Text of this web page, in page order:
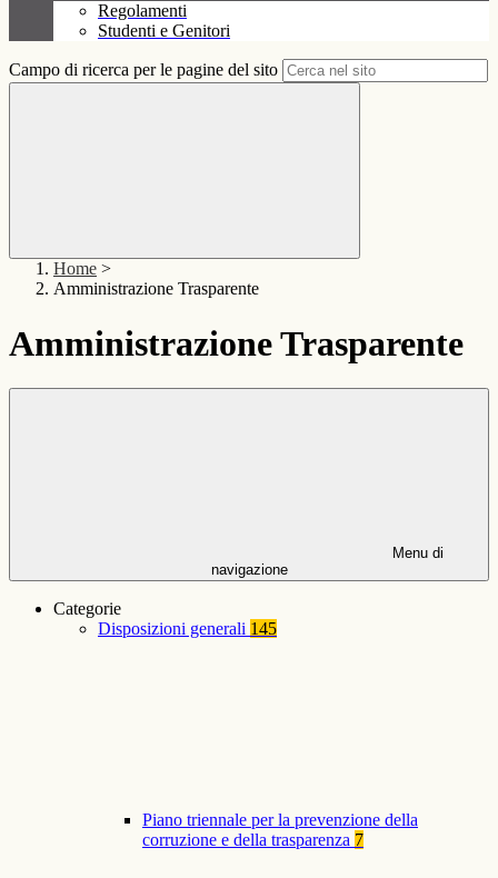
Regolamenti
Studenti e Genitori
Campo di ricerca per le pagine del sito
Home >
Amministrazione Trasparente
Amministrazione Trasparente
Menu di
navigazione
Categorie
Disposizioni generali 145
Piano triennale per la prevenzione della
corruzione e della trasparenza 7